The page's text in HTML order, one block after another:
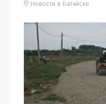
Новости в Батайске